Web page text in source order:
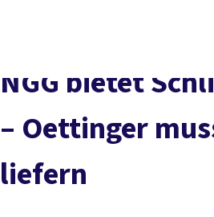
NGG bietet
– Oettinger
liefern